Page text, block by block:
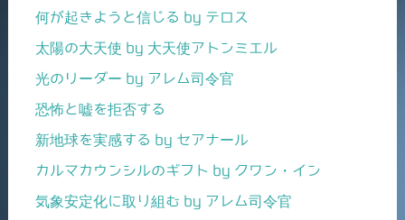
何が起きようと信じる by テロス
太陽の大天使 by 大天使アトンミエル
光のリーダー by アレム司令官
恐怖と嘘を拒否する
新地球を実感する by セアナール
カルマカウンシルのギフト by クワン・イン
気象安定化に取り組む by アレム司令官